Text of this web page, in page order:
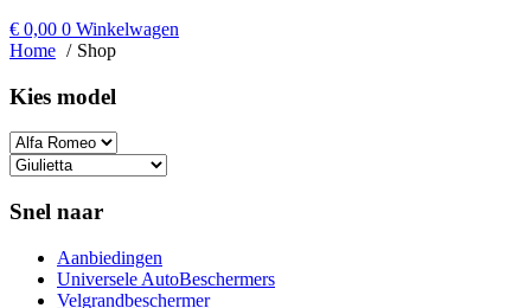
€ 0,00 0 Winkelwagen
Home
Shop
Kies model​
Snel naar
Aanbiedingen
Universele AutoBeschermers
Velgrandbeschermer